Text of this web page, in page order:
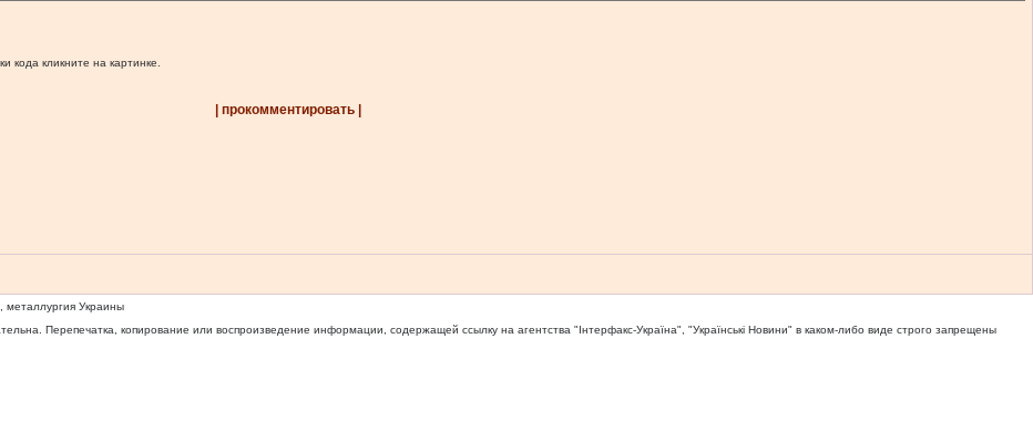
кода кликните на картинке.
| прокомментировать |
металлургия Украины
Перепечатка, копирование или воспроизведение информации, содержащей ссылку на агентства "Iнтерфакс-Україна", "Українськi Новини" в каком-либо виде строго запрещены